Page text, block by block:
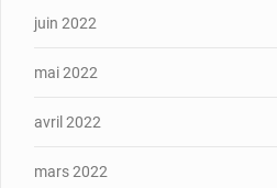
juin 2022
mai 2022
avril 2022
mars 2022